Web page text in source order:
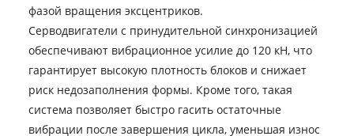
фазой вращения эксцентриков.
Серводвигатели с принудительной синхронизацией
обеспечивают вибрационное усилие до 120 кН, что
гарантирует высокую плотность блоков и снижает
риск недозаполнения формы. Кроме того, такая
система позволяет быстро гасить остаточные
вибрации после завершения цикла, уменьшая износ